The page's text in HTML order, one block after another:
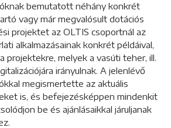
bemutatott néhány konkrét
vagy már megvalósult dotációs
projektet az OLTIS csoportnál az
alkalmazásainak konkrét példáival,
projektekre, melyek a vasúti teher, ill.
irányulnak. A jelenlévő
megismertette az aktuális
is, és befejezésképpen mindenkit
be és ajánlásaikkal járuljanak